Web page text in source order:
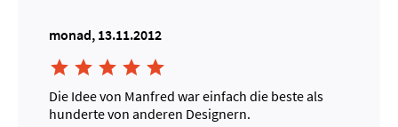
monad, 13.11.2012
    
Die Idee von Manfred war einfach die beste als
hunderte von anderen Designern.